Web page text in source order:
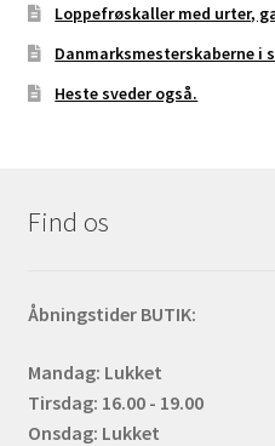
Loppefrøskaller med urter,
Danmarksmesterskaberne i
Heste sveder også.
Find os
Åbningstider BUTIK:
Mandag: Lukket
Tirsdag: 16.00 - 19.00
Onsdag: Lukket